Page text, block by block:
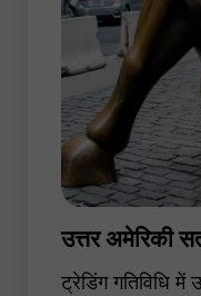
अनुभवी ट्रेडर
हैं, जिसमें अच्छा
हैं। बड़ी मात्रा में
बाजार की प्रवृत्ति
से अच्छे परिणाम
उत्तर अमेरिकी
ट्रेडिंग गतिविधि